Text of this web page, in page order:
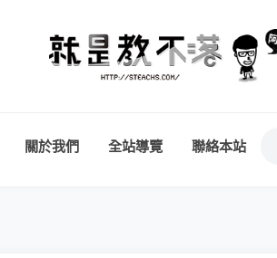
關於我們 全站導覽 聯絡本站